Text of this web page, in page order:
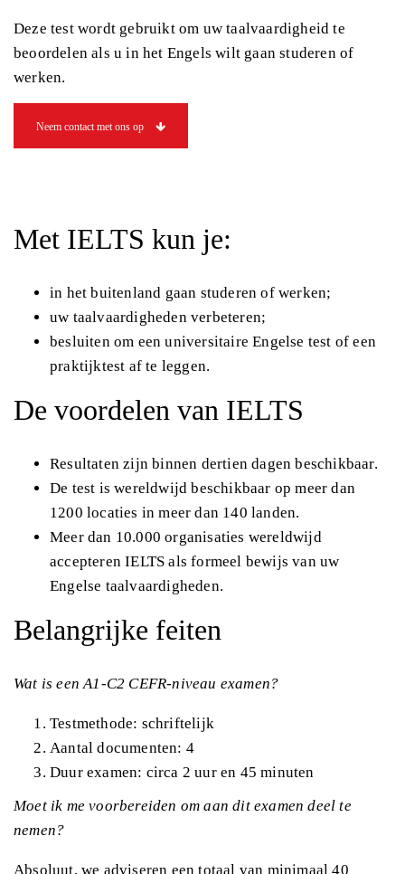
Deze test wordt gebruikt om uw taalvaardigheid te
beoordelen als u in het Engels wilt gaan studeren of
werken.
Neem contact met ons op
Met IELTS kun je:
in het buitenland gaan studeren of werken;
uw taalvaardigheden verbeteren;
besluiten om een universitaire Engelse test of een
praktijktest af te leggen.
De voordelen van IELTS
Resultaten zijn binnen dertien dagen beschikbaar.
De test is wereldwijd beschikbaar op meer dan
1200 locaties in meer dan 140 landen.
Meer dan 10.000 organisaties wereldwijd
accepteren IELTS als formeel bewijs van uw
Engelse taalvaardigheden.
Belangrijke feiten
Wat is een A1-C2 CEFR-niveau examen?
Testmethode: schriftelijk
Aantal documenten: 4
Duur examen: circa 2 uur en 45 minuten
Moet ik me voorbereiden om aan dit examen deel te
nemen?
Absoluut, we adviseren een totaal van minimaal 40